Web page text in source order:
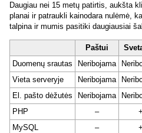
Daugiau nei 15 metų patirtis, aukšta
planai ir patraukli kainodara nulėmė,
talpina ir mumis pasitiki daugiausiai
Paštui
Duomenų srautas
Neribojama
Vieta serveryje
Neribojama
El. pašto dėžutės
Neribojama
PHP
– +
MySQL
– +